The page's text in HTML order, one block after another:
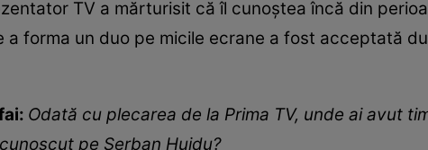
TV a mărturisit că îl cunoștea încă din
a forma un duo pe micile ecrane a fost acceptată
Odată cu plecarea de la Prima TV, unde ai avut
pe Șerban Huidu?